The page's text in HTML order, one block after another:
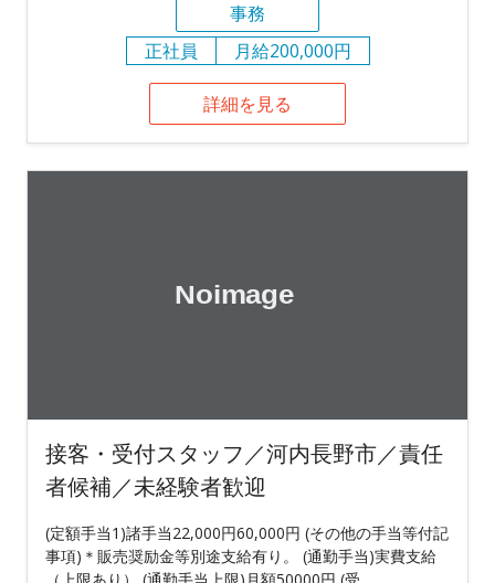
事務
正社員
月給200,000円
詳細を見る
接客・受付スタッフ／河内長野市／責任
者候補／未経験者歓迎
(定額手当1)諸手当22,000円60,000円 (その他の手当等付記
事項)＊販売奨励金等別途支給有り。 (通勤手当)実費支給